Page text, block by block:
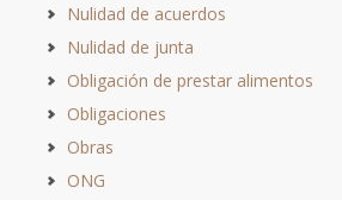
Nulidad de acuerdos
Nulidad de junta
Obligación de prestar alimentos
Obligaciones
Obras
ONG